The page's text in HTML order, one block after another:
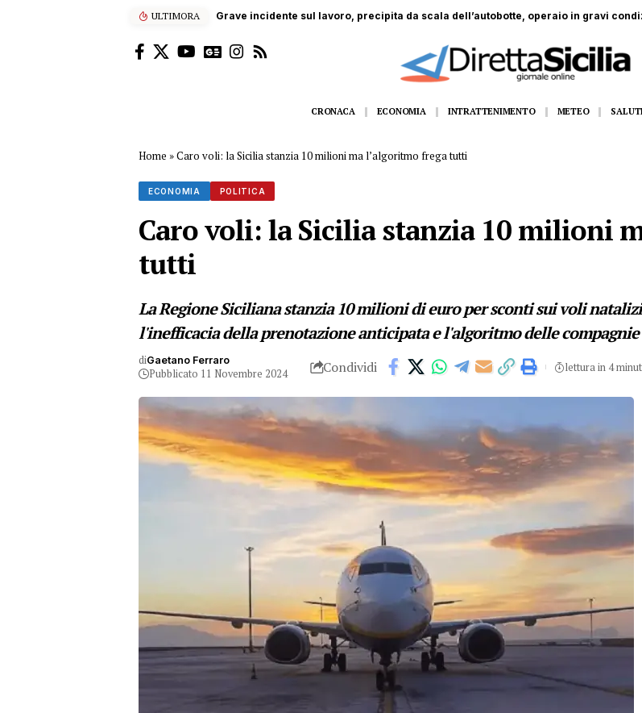
ULTIMORA “Enjoy’s Jazz… e non solo”: dall’11 al 14 agosto Gangi appuntamento con la grande
CRONACA ECONOMIA INTRATTENIMENTO METEO
Home »Caro voli: la Sicilia stanzia 10 milioni ma l’algoritmo frega tutti
ECONOMIA POLITICA
Caro voli: la Sicilia stanzia 10 milioni
tutti
La Regione Siciliana stanzia 10 milioni di euro per sconti sui voli
l'inefficacia della prenotazione anticipata e l'algoritmo delle
diGaetano Ferraro
Pubblicato 11 Novembre 2024 Condividi lettura in 4